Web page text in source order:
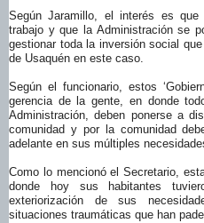
Según Jaramillo, el interés es
trabajo y que la Administración se
gestionar toda la inversión social
de Usaquén en este caso.
Según el funcionario, estos
gerencia de la gente, en donde
Administración, deben ponerse a
comunidad y por la comunidad
adelante en sus múltiples
Como lo mencionó el Secretario,
donde hoy sus habitantes
exteriorización de sus
situaciones traumáticas que han